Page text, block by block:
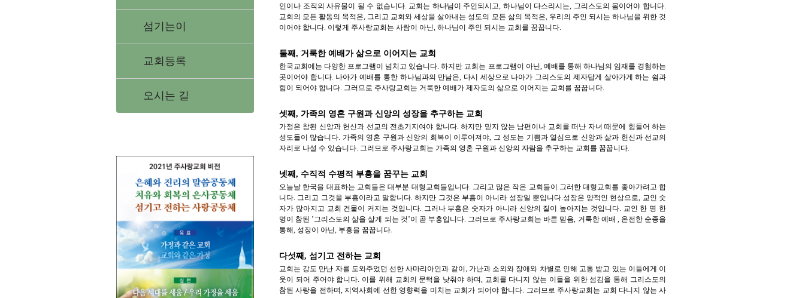
섬기는이
교회등록
오시는 길
인이나 조직의 사유물이 될 수 없습니다. 교회는 하나님이 주인되시고, 하나님이 다스리시는, 그리스도의 몸이어야 합니다.
교회의 모든 활동의 목적은, 그리고 교회와 세상을 살아내는 성도의 모든 삶의 목적은, 우리의 주인 되시는 하나님을 위한 것
이어야 합니다. 이렇게 주사랑교회는 사람이 아닌, 하나님이 주인 되시는 교회를 꿈꿉니다.
둘째, 거룩한 예배가 삶으로 이어지는 교회
한국교회에는 다양한 프로그램이 넘치고 있습니다. 하지만 교회는 프로그램이 아닌, 예배를 통해 하나님의 임재를 경험하는
곳이어야 합니다. 나아가 예배를 통한 하나님과의 만남은, 다시 세상으로 나아가 그리스도의 제자답게 살아가게 하는 쉼과
힘이 되어야 합니다. 그러므로 주사랑교회는 거룩한 예배가 제자도의 삶으로 이어지는 교회를 꿈꿉니다.
셋째, 가족의 영혼 구원과 신앙의 성장을 추구하는 교회
가정은 참된 신앙과 헌신과 선교의 전초기지여야 합니다. 하지만 믿지 않는 남편이나 교회를 떠난 자녀 때문에 힘들어 하는
성도들이 많습니다. 가족의 영혼 구원과 신앙의 회복이 이루어져야, 그 성도는 기쁨과 열심으로 신앙과 삶과 헌신과 선교의
자리로 나설 수 있습니다. 그러므로 주사랑교회는 가족의 영혼 구원과 신앙의 자람을 추구하는 교회를 꿈꿉니다.
넷째, 수직적 수평적 부흥을 꿈꾸는 교회
오늘날 한국을 대표하는 교회들은 대부분 대형교회들입니다. 그리고 많은 작은 교회들이 그러한 대형교회를 좇아가려고 합
니다. 그리고 그것을 부흥이라고 말합니다. 하지만 그것은 부흥이 아니라 성장일 뿐입니다.성장은 양적인 현상으로, 교인 숫
자가 많아지고 교회 건물이 커지는 것입니다. 그러나 부흥은 숫자가 아니라 신앙의 질이 높아지는 것입니다. 교인 한 명 한
명이 참된 ’그리스도의 삶을 살게 되는 것’이 곧 부흥입니다. 그러므로 주사랑교회는 바른 믿음, 거룩한 예배 , 온전한 순종을
통해, 성장이 아닌, 부흥을 꿈꿉니다.
다섯째, 섬기고 전하는 교회
교회는 강도 만난 자를 도와주었던 선한 사마리아인과 같이, 가난과 소외와 장애와 차별로 인해 고통 받고 있는 이들에게 이
웃이 되어 주어야 합니다. 이를 위해 교회의 문턱을 낮춰야 하며, 교회를 다니지 않는 이들을 위한 섬김을 통해 그리스도의
참된 사랑을 전하며, 지역사회에 선한 영향력을 미치는 교회가 되어야 합니다. 그러므로 주사랑교회는 교회 다니지 않는 사